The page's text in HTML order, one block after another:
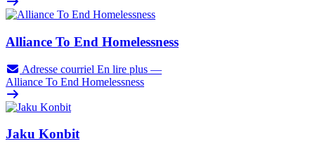
Alliance To End Homelessness
Adresse courriel En lire plus —
Alliance To End Homelessness
Jaku Konbit